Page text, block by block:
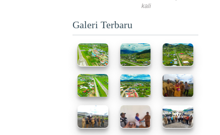
kali
Galeri Terbaru